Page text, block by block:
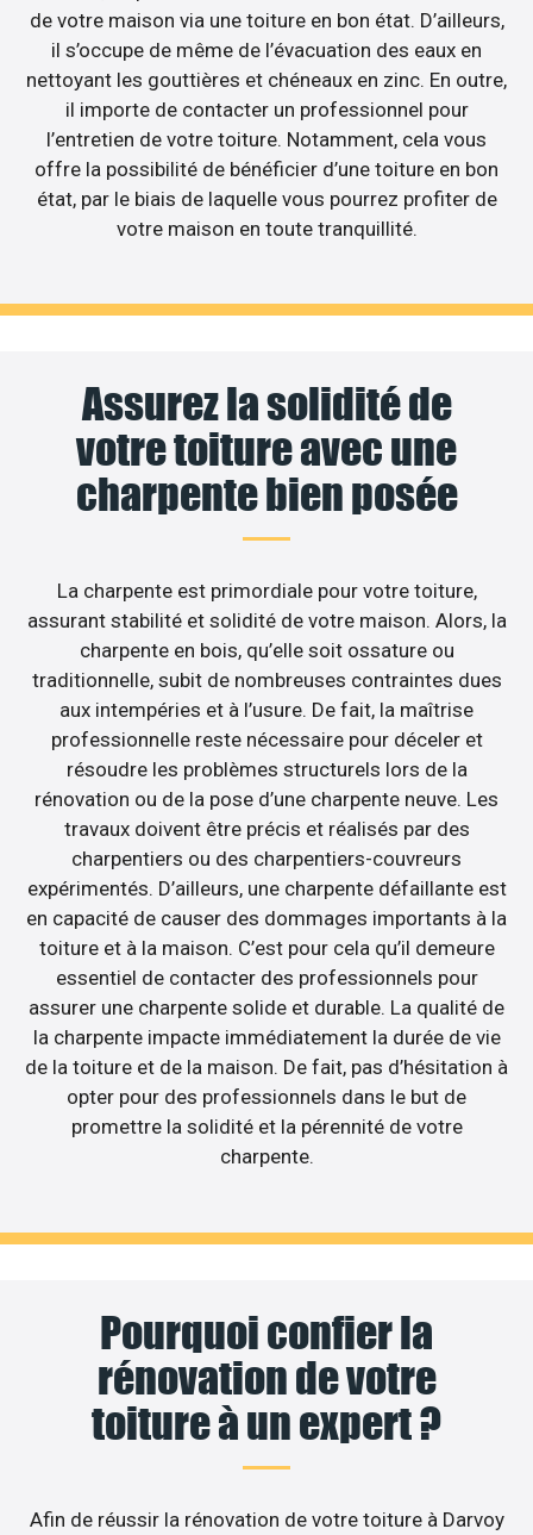
de votre maison via une toiture en bon état. D’ailleurs,
il s’occupe de même de l’évacuation des eaux en
nettoyant les gouttières et chéneaux en zinc. En outre,
il importe de contacter un professionnel pour
l’entretien de votre toiture. Notamment, cela vous
offre la possibilité de bénéficier d’une toiture en bon
état, par le biais de laquelle vous pourrez profiter de
votre maison en toute tranquillité.
Assurez la solidité de
votre toiture avec une
charpente bien posée
La charpente est primordiale pour votre toiture,
assurant stabilité et solidité de votre maison. Alors, la
charpente en bois, qu’elle soit ossature ou
traditionnelle, subit de nombreuses contraintes dues
aux intempéries et à l’usure. De fait, la maîtrise
professionnelle reste nécessaire pour déceler et
résoudre les problèmes structurels lors de la
rénovation ou de la pose d’une charpente neuve. Les
travaux doivent être précis et réalisés par des
charpentiers ou des charpentiers-couvreurs
expérimentés. D’ailleurs, une charpente défaillante est
en capacité de causer des dommages importants à la
toiture et à la maison. C’est pour cela qu’il demeure
essentiel de contacter des professionnels pour
assurer une charpente solide et durable. La qualité de
la charpente impacte immédiatement la durée de vie
de la toiture et de la maison. De fait, pas d’hésitation à
opter pour des professionnels dans le but de
promettre la solidité et la pérennité de votre
charpente.
Pourquoi confier la
rénovation de votre
toiture à un expert ?
Afin de réussir la rénovation de votre toiture à Darvoy